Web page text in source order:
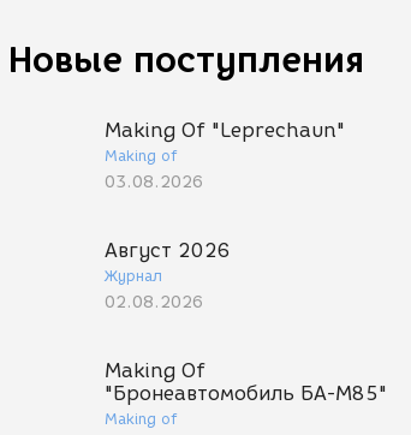
Новые поступления
Making Of "Leprechaun"
Making of
03.08.2026
Август 2026
Журнал
02.08.2026
Making Of
"Бронеавтомобиль БА-М85"
Making of